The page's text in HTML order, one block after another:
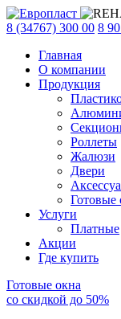
8 (34767) 300 00 8
Главная
О компании
Продукция
Роллеты
Жалюзи
Двери
Готовые
Услуги
Платные
Акции
Где купить
Готовые окна
со скидкой до 50%